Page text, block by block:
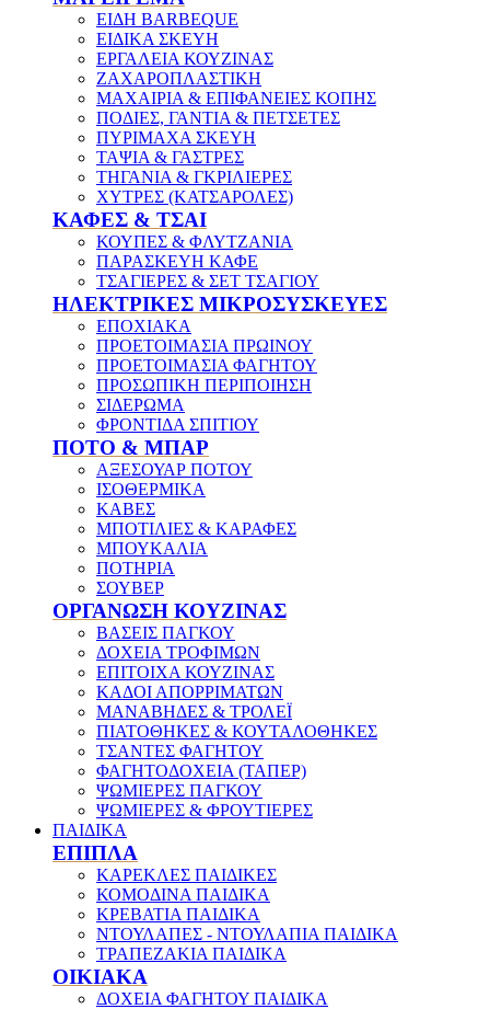
ΕΙΔΗ BARBEQUE
ΕΙΔΙΚΑ ΣΚΕΥΗ
ΕΡΓΑΛΕΙΑ ΚΟΥΖΙΝΑΣ
ΖΑΧΑΡΟΠΛΑΣΤΙΚΗ
ΜΑΧΑΙΡΙΑ & ΕΠΙΦΑΝΕΙΕΣ ΚΟΠΗΣ
ΠΟΔΙΕΣ, ΓΑΝΤΙΑ & ΠΕΤΣΕΤΕΣ
ΠΥΡΙΜΑΧΑ ΣΚΕΥΗ
ΤΑΨΙΑ & ΓΑΣΤΡΕΣ
ΤΗΓΑΝΙΑ & ΓΚΡΙΛΙΕΡΕΣ
ΧΥΤΡΕΣ (ΚΑΤΣΑΡΟΛΕΣ)
ΚΑΦΕΣ & ΤΣΑΙ
ΚΟΥΠΕΣ & ΦΛΥΤΖΑΝΙΑ
ΠΑΡΑΣΚΕΥΗ ΚΑΦΕ
ΤΣΑΓΙΕΡΕΣ & ΣΕΤ ΤΣΑΓΙΟΥ
ΗΛΕΚΤΡΙΚΕΣ ΜΙΚΡΟΣΥΣΚΕΥΕΣ
ΕΠΟΧΙΑΚΑ
ΠΡΟΕΤΟΙΜΑΣΙΑ ΠΡΩΙΝΟΥ
ΠΡΟΕΤΟΙΜΑΣΙΑ ΦΑΓΗΤΟΥ
ΠΡΟΣΩΠΙΚΗ ΠΕΡΙΠΟΙΗΣΗ
ΣΙΔΕΡΩΜΑ
ΦΡΟΝΤΙΔΑ ΣΠΙΤΙΟΥ
ΠΟΤΟ & ΜΠΑΡ
ΑΞΕΣΟΥΑΡ ΠΟΤΟΥ
ΙΣΟΘΕΡΜΙΚΑ
ΚΑΒΕΣ
ΜΠΟΤΙΛΙΕΣ & ΚΑΡΑΦΕΣ
ΜΠΟΥΚΑΛΙΑ
ΠΟΤΗΡΙΑ
ΣΟΥΒΕΡ
ΟΡΓΑΝΩΣΗ ΚΟΥΖΙΝΑΣ
ΒΑΣΕΙΣ ΠΑΓΚΟΥ
ΔΟΧΕΙΑ ΤΡΟΦΙΜΩΝ
ΕΠΙΤΟΙΧΑ ΚΟΥΖΙΝΑΣ
ΚΑΔΟΙ ΑΠΟΡΡΙΜΑΤΩΝ
ΜΑΝΑΒΗΔΕΣ & ΤΡΟΛΕΪ
ΠΙΑΤΟΘΗΚΕΣ & ΚΟΥΤΑΛΟΘΗΚΕΣ
ΤΣΑΝΤΕΣ ΦΑΓΗΤΟΥ
ΦΑΓΗΤΟΔΟΧΕΙΑ (ΤΑΠΕΡ)
ΨΩΜΙΕΡΕΣ ΠΑΓΚΟΥ
ΨΩΜΙΕΡΕΣ & ΦΡΟΥΤΙΕΡΕΣ
ΠΑΙΔΙΚΑ
ΕΠΙΠΛΑ
ΚΑΡΕΚΛΕΣ ΠΑΙΔΙΚΕΣ
ΚΟΜΟΔΙΝΑ ΠΑΙΔΙΚΑ
ΚΡΕΒΑΤΙΑ ΠΑΙΔΙΚΑ
ΝΤΟΥΛΑΠΕΣ - ΝΤΟΥΛΑΠΙΑ ΠΑΙΔΙΚΑ
ΤΡΑΠΕΖΑΚΙΑ ΠΑΙΔΙΚΑ
ΟΙΚΙΑΚΑ
ΔΟΧΕΙΑ ΦΑΓΗΤΟΥ ΠΑΙΔΙΚΑ